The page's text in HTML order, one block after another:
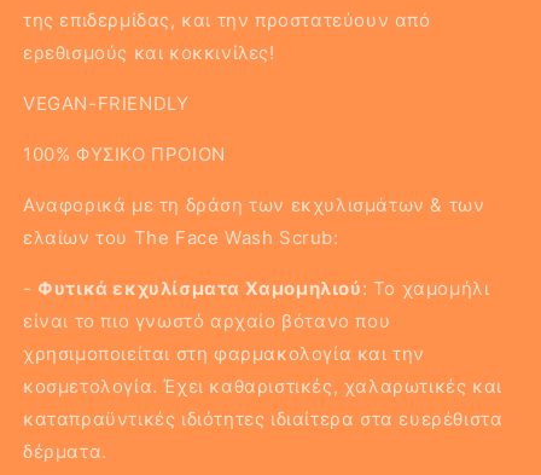
της επιδερμίδας, και την προστατεύουν από
ερεθισμούς και κοκκινίλες!
VEGAN-FRIENDLY
100% ΦΥΣΙΚΟ ΠΡΟΙΟΝ
Αναφορικά με τη δράση των εκχυλισμάτων & των
ελαίων του The Face Wash Scrub:
- Φυτικά εκχυλίσματα Χαμομηλιού: Το χαμομήλι
είναι το πιο γνωστό αρχαίο βότανο που
χρησιμοποιείται στη φαρμακολογία και την
κοσμετολογία. Έχει καθαριστικές, χαλαρωτικές και
καταπραϋντικές ιδιότητες ιδιαίτερα στα ευερέθιστα
δέρματα.